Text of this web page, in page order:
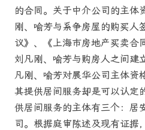
的合同。关于中介公司的主体
刚、喻芳与系争房屋的购买人
议》、《上海市房地产买卖合
刘凡刚、喻芳与购房人之间建
凡刚、喻芳对展华公司主体资
其提供居间服务却是可以认定
供居间服务的主体有三个：居
司。根据庭审陈述及现有证据